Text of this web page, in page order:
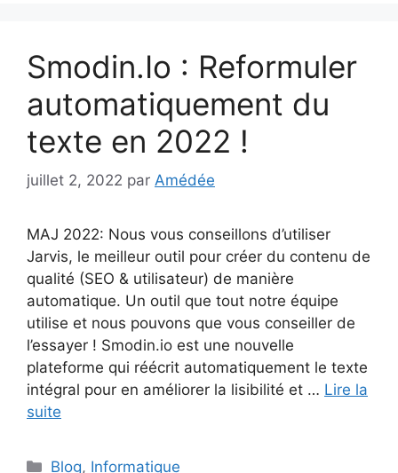
Smodin.Io : Reformuler
automatiquement du
texte en 2022 !
juillet 2, 2022 par Amédée
MAJ 2022: Nous vous conseillons d’utiliser
Jarvis, le meilleur outil pour créer du contenu de
qualité (SEO & utilisateur) de manière
automatique. Un outil que tout notre équipe
utilise et nous pouvons que vous conseiller de
l’essayer ! Smodin.io est une nouvelle
plateforme qui réécrit automatiquement le texte
intégral pour en améliorer la lisibilité et … Lire la
suite
Catégories
Blog, Informatique